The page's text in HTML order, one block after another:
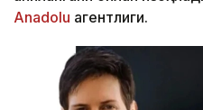
Аnadolu агентлиги.